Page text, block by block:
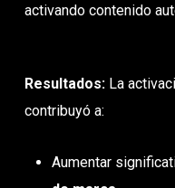
activando contenido
Resultados: La
contribuyó a:
Aumentar